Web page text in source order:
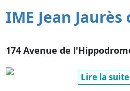
IME Jean Jaurès
174 Avenue de
Lire la suite